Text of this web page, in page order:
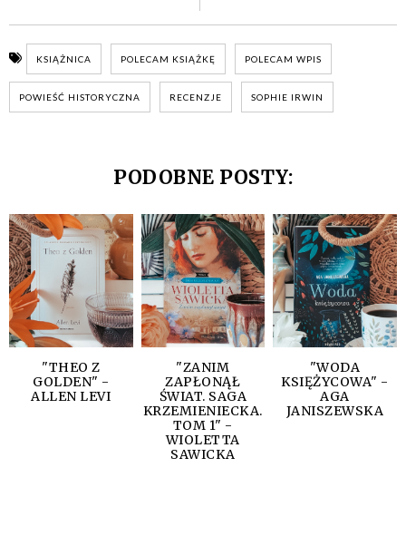
KSIĄŻNICA POLECAM KSIĄŻKĘ POLECAM WPIS
POWIEŚĆ HISTORYCZNA RECENZJE SOPHIE IRWIN
PODOBNE POSTY:
"THEO Z
GOLDEN" -
ALLEN LEVI
"ZANIM
ZAPŁONĄŁ
ŚWIAT. SAGA
KRZEMIENIECKA.
TOM 1" -
WIOLETTA
SAWICKA
"WODA
KSIĘŻYCOWA" -
AGA
JANISZEWSKA